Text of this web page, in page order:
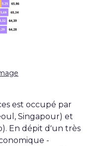
est occupé par
Singapour) et
En dépit d’un très
­-